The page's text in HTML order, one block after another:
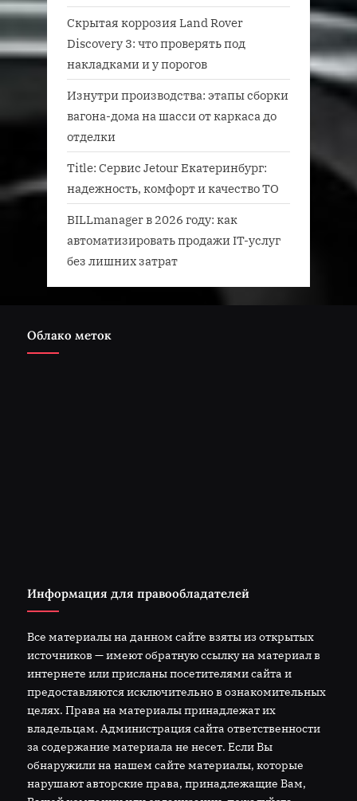
Скрытая коррозия Land Rover
Discovery 3: что проверять под
накладками и у порогов
Изнутри производства: этапы сборки
вагона-дома на шасси от каркаса до
отделки
Title: Сервис Jetour Екатеринбург:
надежность, комфорт и качество ТО
BILLmanager в 2026 году: как
автоматизировать продажи IT-услуг
без лишних затрат
Облако меток
Информация для правообладателей
Все материалы на данном сайте взяты из открытых
источников — имеют обратную ссылку на материал в
интернете или присланы посетителями сайта и
предоставляются исключительно в ознакомительных
целях. Права на материалы принадлежат их
владельцам. Администрация сайта ответственности
за содержание материала не несет. Если Вы
обнаружили на нашем сайте материалы, которые
нарушают авторские права, принадлежащие Вам,